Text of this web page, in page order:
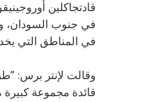
في جنوب السودان،
في المناطق التي
وقالت لإنتر برس:
قائدة مجموعة